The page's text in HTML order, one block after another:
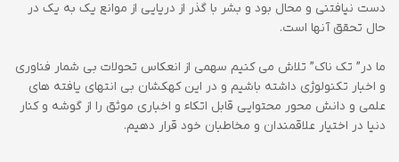
دست نیافتنی و محال بود و بشر با گذر از دریایی از موانع یک به یک در
حال تحقق آنها است.
ما در” تک ناک” تلاش می کنیم سهمی از انعکاس تحولات بی شمار فناوری
و اخبار تکنولوژی داشته باشیم و در این کهکشان بی انتهای یافته های
علمی و دانش محور محتوایی قابل اتکاء و اخباری موثق را از گوشه و کنار
دنیا در اختیار علاقمندان و مخاطبان خود قرار دهیم.